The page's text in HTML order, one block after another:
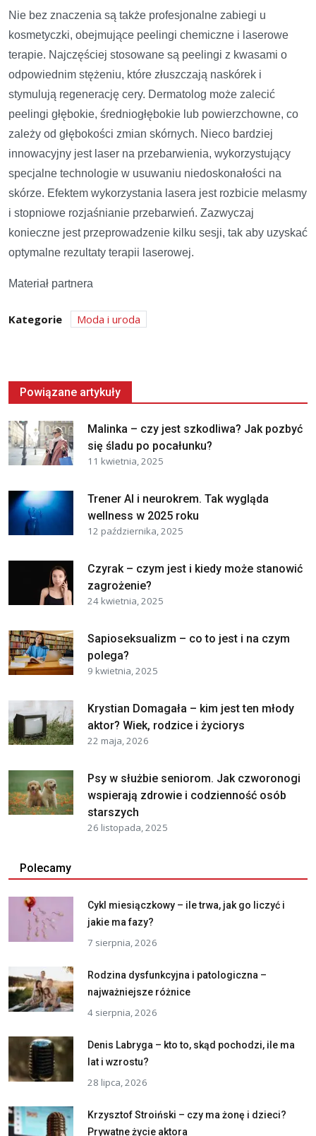
Nie bez znaczenia są także profesjonalne zabiegi u
kosmetyczki, obejmujące peelingi chemiczne i laserowe
terapie. Najczęściej stosowane są peelingi z kwasami o
odpowiednim stężeniu, które złuszczają naskórek i
stymulują regenerację cery. Dermatolog może zalecić
peelingi głębokie, średniogłębokie lub powierzchowne, co
zależy od głębokości zmian skórnych. Nieco bardziej
innowacyjny jest laser na przebarwienia, wykorzystujący
specjalne technologie w usuwaniu niedoskonałości na
skórze. Efektem wykorzystania lasera jest rozbicie melasmy
i stopniowe rozjaśnianie przebarwień. Zazwyczaj
konieczne jest przeprowadzenie kilku sesji, tak aby uzyskać
optymalne rezultaty terapii laserowej.
Materiał partnera
Kategorie Moda i uroda
Powiązane artykuły
Malinka – czy jest szkodliwa? Jak pozbyć
się śladu po pocałunku?
11 kwietnia, 2025
Trener AI i neurokrem. Tak wygląda
wellness w 2025 roku
12 października, 2025
Czyrak – czym jest i kiedy może stanowić
zagrożenie?
24 kwietnia, 2025
Sapioseksualizm – co to jest i na czym
polega?
9 kwietnia, 2025
Krystian Domagała – kim jest ten młody
aktor? Wiek, rodzice i życiorys
22 maja, 2026
Psy w służbie seniorom. Jak czworonogi
wspierają zdrowie i codzienność osób
starszych
26 listopada, 2025
Polecamy
Cykl miesiączkowy – ile trwa, jak go liczyć i
jakie ma fazy?
7 sierpnia, 2026
Rodzina dysfunkcyjna i patologiczna –
najważniejsze różnice
4 sierpnia, 2026
Denis Labryga – kto to, skąd pochodzi, ile ma
lat i wzrostu?
28 lipca, 2026
Krzysztof Stroiński – czy ma żonę i dzieci?
Prywatne życie aktora